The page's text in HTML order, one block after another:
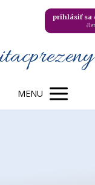
prihlásiť sa
MENU